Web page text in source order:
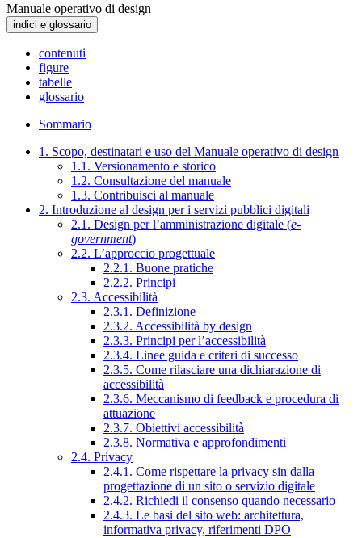
Manuale operativo di design
indici e glossario
contenuti
figure
tabelle
glossario
Sommario
1. Scopo, destinatari e uso del Manuale operativo di design
1.1. Versionamento e storico
1.2. Consultazione del manuale
1.3. Contribuisci al manuale
2. Introduzione al design per i servizi pubblici digitali
2.1. Design per l’amministrazione digitale (e-
government)
2.2. L’approccio progettuale
2.2.1. Buone pratiche
2.2.2. Principi
2.3. Accessibilità
2.3.1. Definizione
2.3.2. Accessibilità by design
2.3.3. Principi per l’accessibilità
2.3.4. Linee guida e criteri di successo
2.3.5. Come rilasciare una dichiarazione di
accessibilità
2.3.6. Meccanismo di feedback e procedura di
attuazione
2.3.7. Obiettivi accessibilità
2.3.8. Normativa e approfondimenti
2.4. Privacy
2.4.1. Come rispettare la privacy sin dalla
progettazione di un sito o servizio digitale
2.4.2. Richiedi il consenso quando necessario
2.4.3. Le basi del sito web: architettura,
informativa privacy, riferimenti DPO